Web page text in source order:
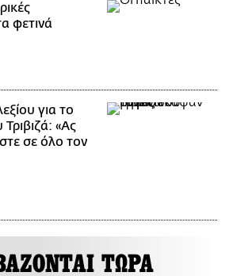
φετινά
για το
«Ας
σε όλο τον
ΤΩΡΑ